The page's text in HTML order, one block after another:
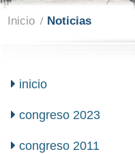
Inicio Noticias
inicio
congreso 2023
congreso 2011